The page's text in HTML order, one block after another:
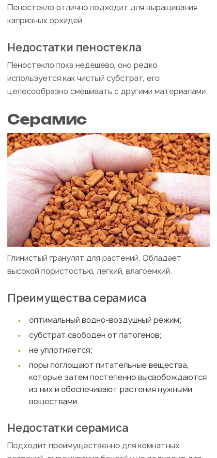
Пеностекло отлично подходит для выращивания
капризных орхидей.
Недостатки пеностекла
Пеностекло пока недешево, оно редко
используется как чистый субстрат, его
целесообразно смешивать с другими материалами.
Серамис
Глинистый гранулят для растений. Обладает
высокой пористостью, легкий, влагоемкий.
Преимущества серамиса
оптимальный водно-воздушный режим;
субстрат свободен от патогенов;
не уплотняется;
поры поглощают питательные вещества,
которые затем постепенно высвобождаются
из них и обеспечивают растения нужными
веществами.
Недостатки серамиса
Подходит преимущественно для комнатных